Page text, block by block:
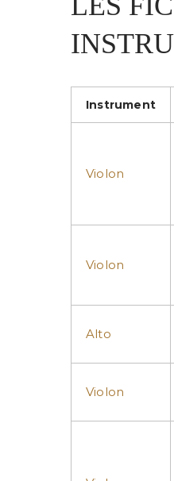
Instrument
Violon
Violon
Alto
Violon